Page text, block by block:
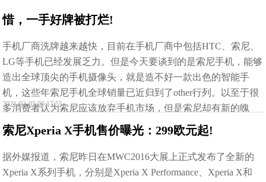
惜，一手好牌被打烂!
手机厂商洗牌越来越快，目前在手机厂商中包括HTC、索尼、
LG等手机已经发展乏力。但是今天要谈到的是索尼手机，能够
造出全球顶尖的手机摄像头，就是造不好一款出色的智能手
机，这些年索尼手机全球销量已近归到了other行列。以至于很
多消费者认为索尼应该放弃手机市场，但是索尼却有新的魄
力。...
2021-03-05 06:17:55
索尼Xperia X手机售价曝光：299欧元起!
据外媒报道，索尼昨日在MWC2016大展上正式发布了全新的
Xperia X系列手机，分别是Xperia X Performance、Xperia X和